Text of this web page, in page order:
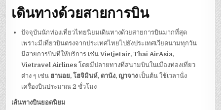
เดินทางด้วยสายการบิน
ปัจจุบันนักท่องเที่ยวไทยนิยมเดินทางด้วยสายการบินมากที่สุด
เพราะมีเที่ยวบินตรงจากประเทศไทยไปยังประเทศเวียดนามทุกวัน
มีสายการบินที่ให้บริการ เช่นVietjetair, Thai AirAsia,
Vietravel Airlines โดยมีปลายทางที่สนามบินในเมืองท่องเที่ยว
ต่าง ๆ เช่น ฮานอย, โฮจิมินห์, ดานัง, ญาจาง เป็นต้น ใช้เวลานั่ง
เครื่องบินประมาณ 2 ชั่วโมง
เส้นทางบินยอดนิยม